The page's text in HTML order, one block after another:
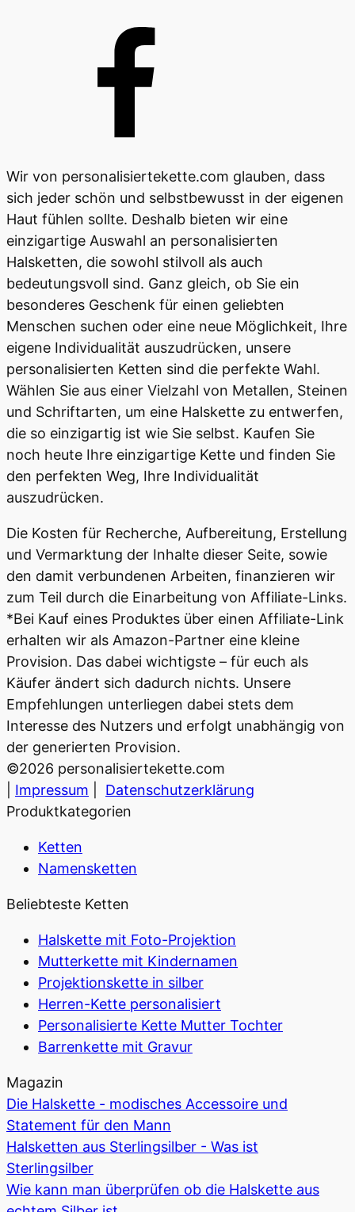
Wir von personalisiertekette.com glauben, dass
sich jeder schön und selbstbewusst in der eigenen
Haut fühlen sollte. Deshalb bieten wir eine
einzigartige Auswahl an personalisierten
Halsketten, die sowohl stilvoll als auch
bedeutungsvoll sind. Ganz gleich, ob Sie ein
besonderes Geschenk für einen geliebten
Menschen suchen oder eine neue Möglichkeit, Ihre
eigene Individualität auszudrücken, unsere
personalisierten Ketten sind die perfekte Wahl.
Wählen Sie aus einer Vielzahl von Metallen, Steinen
und Schriftarten, um eine Halskette zu entwerfen,
die so einzigartig ist wie Sie selbst. Kaufen Sie
noch heute Ihre einzigartige Kette und finden Sie
den perfekten Weg, Ihre Individualität
auszudrücken.
Die Kosten für Recherche, Aufbereitung, Erstellung
und Vermarktung der Inhalte dieser Seite, sowie
den damit verbundenen Arbeiten, finanzieren wir
zum Teil durch die Einarbeitung von Affiliate-Links.
*Bei Kauf eines Produktes über einen Affiliate-Link
erhalten wir als Amazon-Partner eine kleine
Provision. Das dabei wichtigste – für euch als
Käufer ändert sich dadurch nichts. Unsere
Empfehlungen unterliegen dabei stets dem
Interesse des Nutzers und erfolgt unabhängig von
der generierten Provision.
©2026 personalisiertekette.com
Impressum
Datenschutzerklärung
Produktkategorien
Ketten
Namensketten
Beliebteste Ketten
Halskette mit Foto-Projektion
Mutterkette mit Kindernamen
Projektionskette in silber
Herren-Kette personalisiert
Personalisierte Kette Mutter Tochter
Barrenkette mit Gravur
Magazin
Die Halskette - modisches Accessoire und
Statement für den Mann
Halsketten aus Sterlingsilber - Was ist
Sterlingsilber
Wie kann man überprüfen ob die Halskette aus